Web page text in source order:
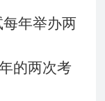
年举办两
的两次考